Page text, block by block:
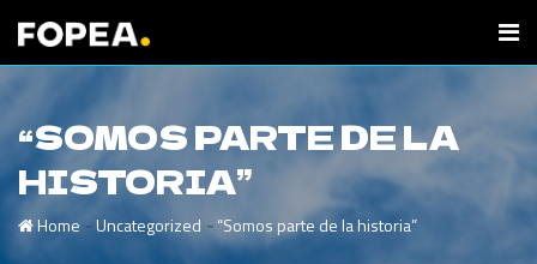
“SOMOS PARTE DE LA
HISTORIA”
Home -Uncategorized -“Somos parte de la historia”